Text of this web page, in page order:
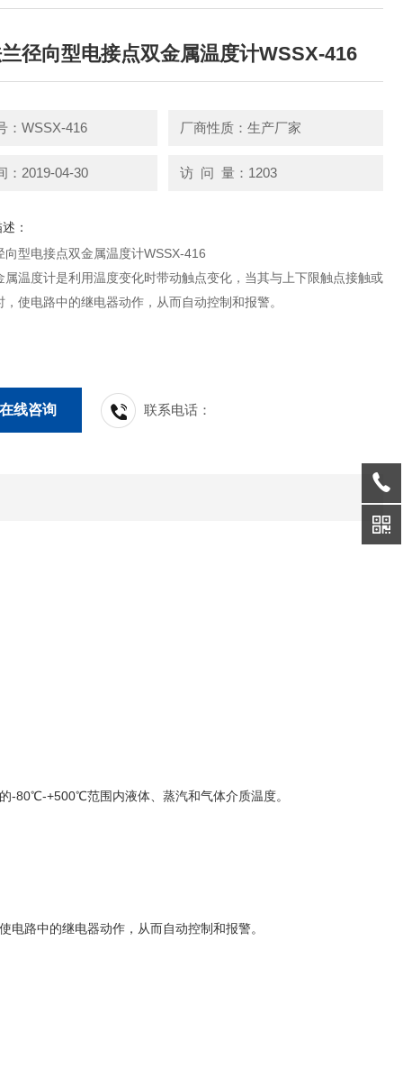
径向型电接点双金属温度计WSSX-416
：WSSX-416 厂商性质：生产厂家
：2019-04-30 访 问 量：1203
：
向型电接点双金属温度计WSSX-416
属温度计是利用温度变化时带动触点变化，当其与上下限触点接触或
，使电路中的继电器动作，从而自动控制和报警。
线咨询 联系电话：
-80℃-+500℃范围内液体、蒸汽和气体介质温度。
路中的继电器动作，从而自动控制和报警。